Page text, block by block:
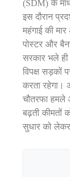
(SDM) के
इस दौरान
महंगाई की
पोस्टर और
सरकार भले
विपक्ष सड़कों
करता रहेगा।
चौतरफा हमले
बढ़ती कीमतों
सुधार को लेकर